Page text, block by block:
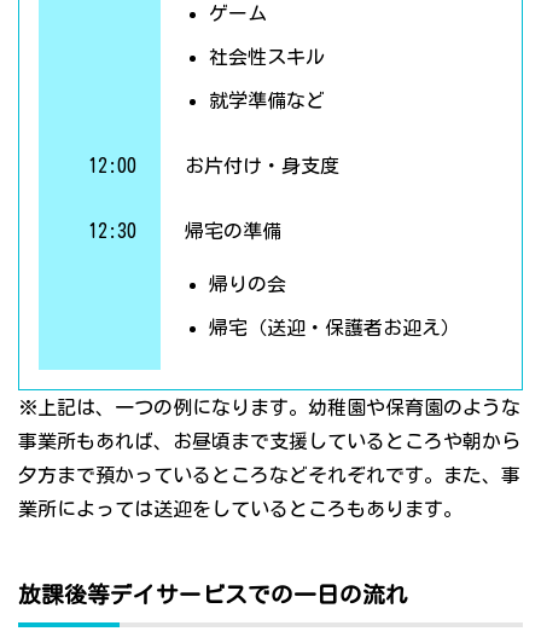
ゲーム
社会性スキル
就学準備など
12:00 お片付け・身支度
12:30 帰宅の準備
帰りの会
帰宅（送迎・保護者お迎え）
※上記は、一つの例になります。幼稚園や保育園のような
事業所もあれば、お昼頃まで支援しているところや朝から
夕方まで預かっているところなどそれぞれです。また、事
業所によっては送迎をしているところもあります。
放課後等デイサービスでの一日の流れ